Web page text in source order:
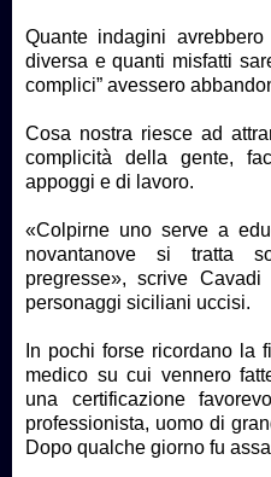
Quante indagini
diversa e quanti misfatti
complici” avessero
Cosa nostra riesce ad
complicità della gente,
appoggi e di lavoro.
«Colpirne uno serve a
novantanove si tratta
pregresse», scrive
personaggi siciliani uccisi.
In pochi forse ricordano la
medico su cui vennero
una certificazione
professionista, uomo di
Dopo qualche giorno fu